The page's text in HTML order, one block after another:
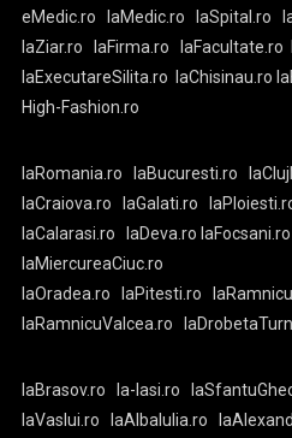
eMedic.ro laMedic.ro laSpital.ro
laZiar.ro
laFirma.ro laFacultate.ro
laExecutareSilita.ro
laChisinau.ro
High-Fashion.ro
laRomania.ro laBucuresti.ro
laCraiova.ro
laGalati.ro
laCalarasi.ro
laDeva.ro laFocsani.ro
laMiercureaCiuc.ro
laOradea.ro
laPitesti.ro
laRamnicuValcea.ro
laBrasov.ro la-Iasi.ro
laVaslui.ro
laAlbaIulia.ro